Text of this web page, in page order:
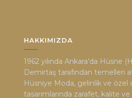
HAKKIMIZDA
1962 yılında Ankara’da Hüsne
Demirtaş tarafından temelleri
Hüsniye Moda, gelinlik ve özel
tasarımlarında zarafet, kalite ve